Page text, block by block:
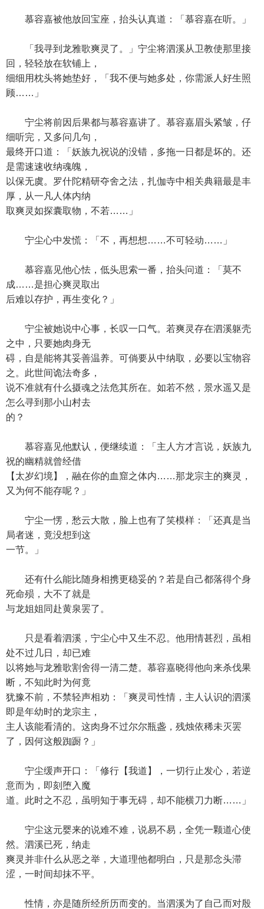
慕容嘉被他放回宝座，抬头认真道：「慕容嘉在听。」
「我寻到龙雅歌爽灵了。」宁尘将泗溪从卫教使那里接
回，轻轻放在软铺上，
细细用枕头将她垫好，「我不便与她多处，你需派人好生照
顾……」
宁尘将前因后果都与慕容嘉讲了。慕容嘉眉头紧皱，仔
细听完，又多问几句，
最终开口道：「妖族九祝说的没错，多拖一日都是坏的。还
是需速速收纳魂魄，
以保无虞。罗什陀精研夺舍之法，扎伽寺中相关典籍最是丰
厚，从一凡人体内纳
取爽灵如探囊取物，不若……」
宁尘心中发慌：「不，再想想……不可轻动……」
慕容嘉见他心怯，低头思索一番，抬头问道：「莫不
成……是担心爽灵取出
后难以存护，再生变化？」
宁尘被她说中心事，长叹一口气。若爽灵存在泗溪躯壳
之中，只要她肉身无
碍，自是能将其妥善温养。可倘要从中纳取，必要以宝物容
之。此世间诡法奇多，
说不准就有什么摄魂之法危其所在。如若不然，景水遥又是
怎么寻到那小山村去
的？
慕容嘉见他默认，便继续道：「主人方才言说，妖族九
祝的幽精就曾经借
【太岁幻境】，融在你的血窟之体内……那龙宗主的爽灵，
又为何不能存呢？」
宁尘一愣，愁云大散，脸上也有了笑模样：「还真是当
局者迷，竟没想到这
一节。」
还有什么能比随身相携更稳妥的？若是自己都落得个身
死命殒，大不了就是
与龙姐姐同赴黄泉罢了。
只是看着泗溪，宁尘心中又生不忍。他用情甚烈，虽相
处不过几日，却已难
以将她与龙雅歌割舍得一清二楚。慕容嘉晓得他向来杀伐果
断，不知此时为何竟
犹豫不前，不禁轻声相劝：「爽灵司性情，主人认识的泗溪
即是年幼时的龙宗主，
主人该能看清的。这肉身不过尔尔瓶盏，残烛依稀未灭罢
了，因何这般踟蹰？」
宁尘缓声开口：「修行【我道】，一切行止发心，若逆
意而为，即刻堕入魔
道。此时之不忍，虽明知于事无碍，却不能横刀力断……」
宁尘这元婴来的说难不难，说易不易，全凭一颗道心使
然。泗溪已死，纳走
爽灵并非什么从恶之举，大道理他都明白，只是那念头滞
涩，一时间却抹不平。
性情，亦是随所经所历而变的。当泗溪为了自己而对殷